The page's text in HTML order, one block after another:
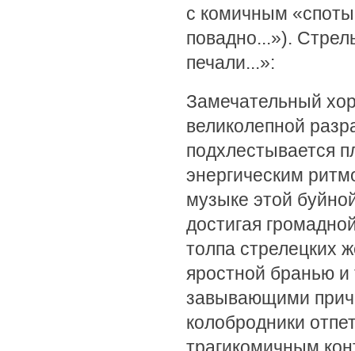
с комичным
повадно...»).
печали...»:
Замечательный
великолепной
подхлестывается
энергическим
музыке этой
достигая
толпа стрелецких
яростной бранью и
завывающими
колобродники